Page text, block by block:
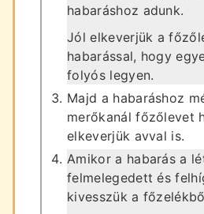
habaráshoz adunk.
Jól elkeverjük a
habarással, hogy
folyós legyen.
Majd a habaráshoz
merőkanál főzőlevet
elkeverjük avval is.
Amikor a habarás a
felmelegedett és
kivesszük a